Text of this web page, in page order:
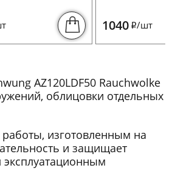
1040 i/шт
AZ120LDF50 Rauchwolke
облицовки отдельных
изготовленным на
и защищает